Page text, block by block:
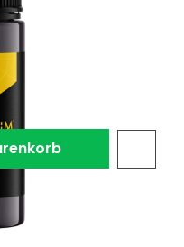
aus der Quantum